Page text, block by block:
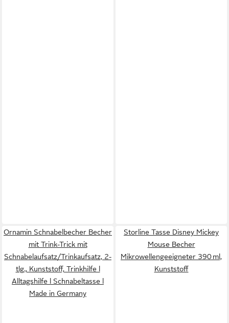
Ornamin Schnabelbecher Becher
mit Trink-Trick mit
Schnabelaufsatz/Trinkaufsatz, 2-
tlg., Kunststoff, Trinkhilfe l
Alltagshilfe l Schnabeltasse l
Made in Germany
Storline Tasse Disney Mickey
Mouse Becher
Mikrowellengeeigneter 390 ml,
Kunststoff